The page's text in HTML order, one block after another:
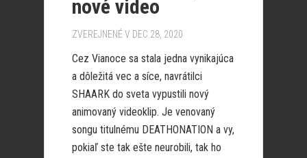
nové video
ZVEREJNENÉ V DEC 28, 2020
Cez Vianoce sa stala jedna vynikajúca
a dôležitá vec a síce, navrátilci
SHAARK do sveta vypustili nový
animovaný videoklip. Je venovaný
songu titulnému DEATHONATION a vy,
pokiaľ ste tak ešte neurobili, tak ho